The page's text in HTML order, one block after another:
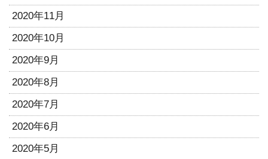
2020年11月
2020年10月
2020年9月
2020年8月
2020年7月
2020年6月
2020年5月